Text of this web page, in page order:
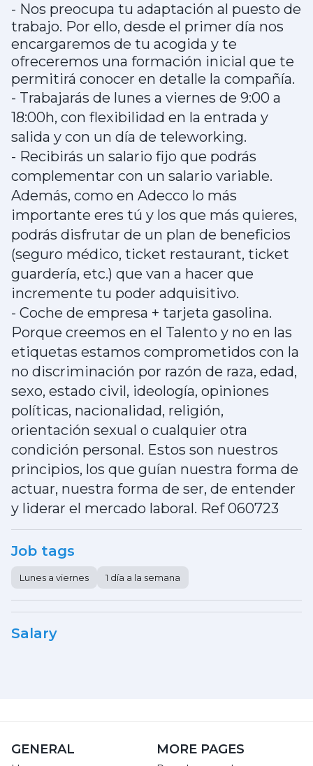
- Nos preocupa tu adaptación al puesto de
trabajo. Por ello, desde el primer día nos
encargaremos de tu acogida y te
ofreceremos una formación inicial que te
permitirá conocer en detalle la compañía.
- Trabajarás de lunes a viernes de 9:00 a
18:00h, con flexibilidad en la entrada y
salida y con un día de teleworking.
- Recibirás un salario fijo que podrás
complementar con un salario variable.
Además, como en Adecco lo más
importante eres tú y los que más quieres,
podrás disfrutar de un plan de beneficios
(seguro médico, ticket restaurant, ticket
guardería, etc.) que van a hacer que
incremente tu poder adquisitivo.
- Coche de empresa + tarjeta gasolina.
Porque creemos en el Talento y no en las
etiquetas estamos comprometidos con la
no discriminación por razón de raza, edad,
sexo, estado civil, ideología, opiniones
políticas, nacionalidad, religión,
orientación sexual o cualquier otra
condición personal. Estos son nuestros
principios, los que guían nuestra forma de
actuar, nuestra forma de ser, de entender
y liderar el mercado laboral. Ref 060723
Job tags
Lunes a viernes 1 día a la semana
Salary
GENERAL MORE PAGES